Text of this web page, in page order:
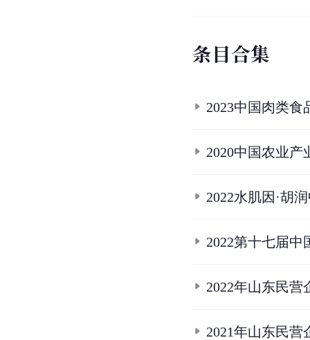
条目合集
2023中国肉类
2020中国农业产
2022水肌因·胡
2022第十七届中
2022年山东民
2021年山东民营